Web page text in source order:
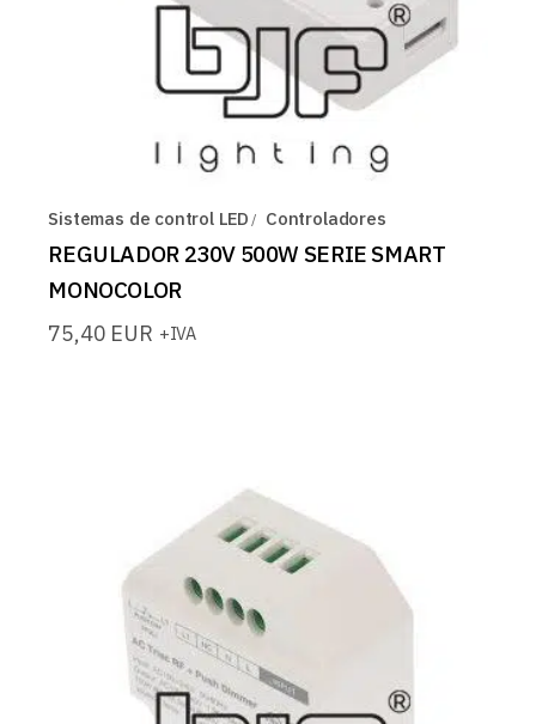
Sistemas de control LED Controladores
REGULADOR 230V 500W SERIE SMART
MONOCOLOR
75,40 EUR +IVA